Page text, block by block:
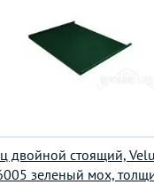
двойной стоящий,
зеленый мох,